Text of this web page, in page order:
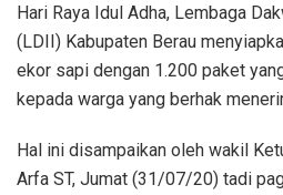
Hari Raya Idul Adha, Lembaga
(LDII) Kabupaten Berau
ekor sapi dengan 1.200 paket
kepada warga yang berhak
Hal ini disampaikan oleh wakil
Arfa ST, Jumat (31/07/20) tadi